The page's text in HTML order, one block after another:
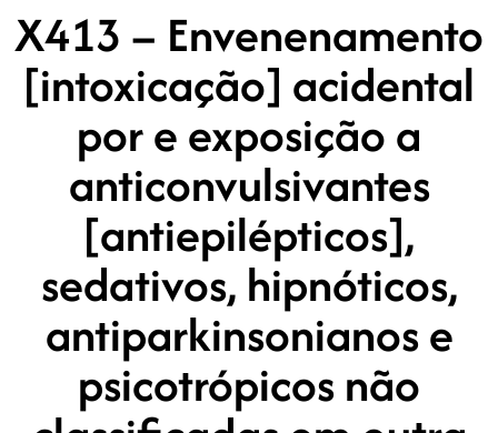
X413 – Envenenamento
[intoxicação] acidental
por e exposição a
anticonvulsivantes
[antiepilépticos],
sedativos, hipnóticos,
antiparkinsonianos e
psicotrópicos não